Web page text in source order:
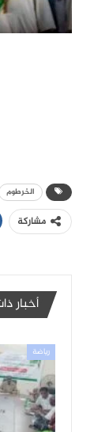
الخرطوم
مشاركة
أخبار
رياضة